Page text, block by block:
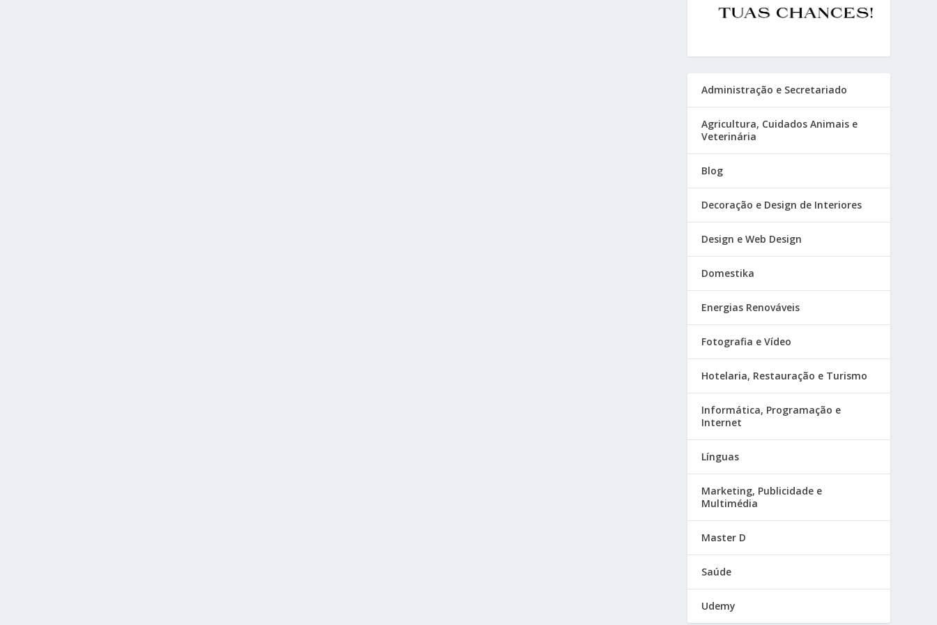
Administração e Secretariado
Agricultura, Cuidados Animais e
Veterinária
Blog
Decoração e Design de Interiores
Design e Web Design
Domestika
Energias Renováveis
Fotografia e Vídeo
Hotelaria, Restauração e Turismo
Informática, Programação e
Internet
Línguas
Marketing, Publicidade e
Multimédia
Master D
Saúde
Udemy